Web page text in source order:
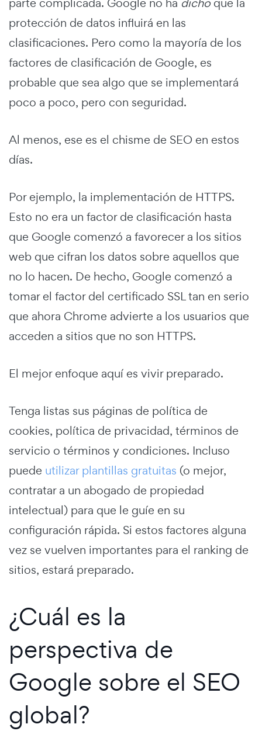
protección de datos influirá en las
clasificaciones. Pero como la mayoría de los
factores de clasificación de Google, es
probable que sea algo que se implementará
poco a poco, pero con seguridad.
Al menos, ese es el chisme de SEO en estos
días.
Por ejemplo, la implementación de HTTPS.
Esto no era un factor de clasificación hasta
que Google comenzó a favorecer a los sitios
web que cifran los datos sobre aquellos que
no lo hacen. De hecho, Google comenzó a
tomar el factor del certificado SSL tan en serio
que ahora Chrome advierte a los usuarios que
acceden a sitios que no son HTTPS.
El mejor enfoque aquí es vivir preparado.
Tenga listas sus páginas de política de
cookies, política de privacidad, términos de
servicio o términos y condiciones. Incluso
puede utilizar plantillas gratuitas (o mejor,
contratar a un abogado de propiedad
intelectual) para que le guíe en su
configuración rápida. Si estos factores alguna
vez se vuelven importantes para el ranking de
sitios, estará preparado.
¿Cuál es la
perspectiva de
Google sobre el SEO
global?